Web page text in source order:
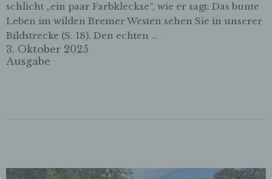
schlicht „ein paar Farbkleckse“, wie er sagt: Das bunte
Leben im wilden Bremer Westen sehen Sie in unserer
Bildstrecke (S. 18). Den echten …
3. Oktober 2025
Ausgabe